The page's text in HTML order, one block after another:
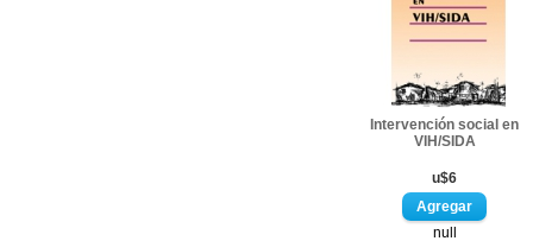
Intervención social en
VIH/SIDA
u$6
null